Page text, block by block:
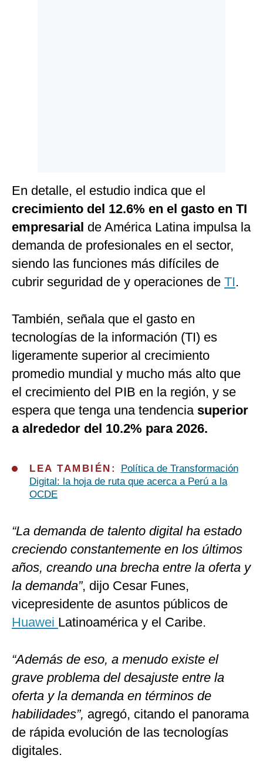
En detalle, el estudio indica que el
crecimiento del 12.6% en el gasto en TI
empresarial de América Latina impulsa la
demanda de profesionales en el sector,
siendo las funciones más difíciles de
cubrir seguridad de y operaciones de TI.
También, señala que el gasto en
tecnologías de la información (TI) es
ligeramente superior al crecimiento
promedio mundial y mucho más alto que
el crecimiento del PIB en la región, y se
espera que tenga una tendencia superior
a alrededor del 10.2% para 2026.
LEA TAMBIÉN:
Política de Transformación
Digital: la hoja de ruta que acerca a Perú a la
OCDE
“La demanda de talento digital ha estado
creciendo constantemente en los últimos
años, creando una brecha entre la oferta y
la demanda”, dijo Cesar Funes,
vicepresidente de asuntos públicos de
Huawei Latinoamérica y el Caribe.
“Además de eso, a menudo existe el
grave problema del desajuste entre la
oferta y la demanda en términos de
habilidades”, agregó, citando el panorama
de rápida evolución de las tecnologías
digitales.